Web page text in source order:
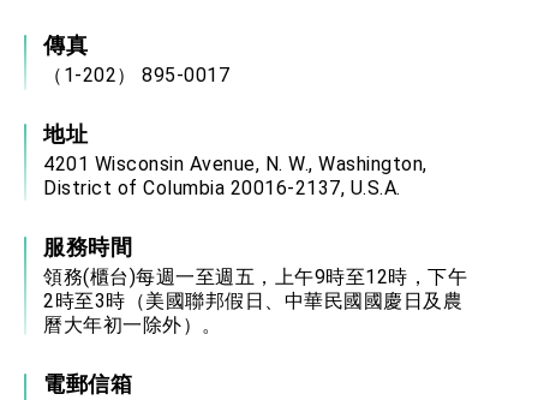
傳真
（1-202） 895-0017
地址
4201 Wisconsin Avenue, N. W., Washington,
District of Columbia 20016-2137, U.S.A.
服務時間
領務(櫃台)每週一至週五，上午9時至12時，下午
2時至3時（美國聯邦假日、中華民國國慶日及農
曆大年初一除外）。
電郵信箱